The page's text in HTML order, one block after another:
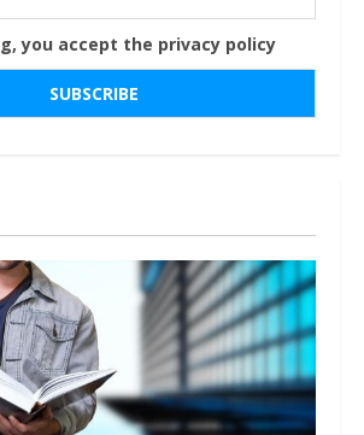
you accept the privacy policy